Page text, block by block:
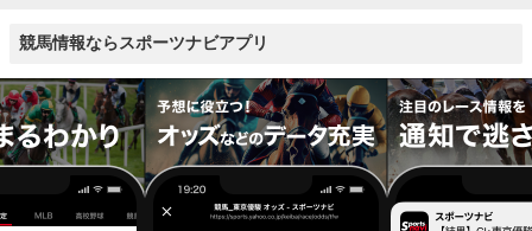
競馬情報ならスポーツナビアプリ